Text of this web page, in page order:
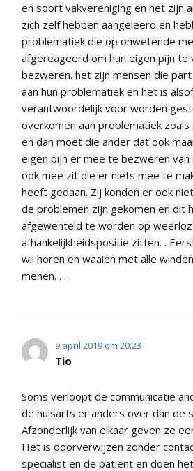
en soort vakvereniging en het zijn
zich zelf hebben aangeleerd en
problematiek die op onwetende
afgereageerd om hun eigen pijn te
bezweren. het zijn mensen die
aan hun problematiek en het is
verantwoordelijk voor worden
overkomen aan problematiek
en dan moet die ander dat ook
eigen pijn er mee te bezweren
ook mee zit die er niets mee te
heeft gedaan. Zij konden er ook
de problemen zijn gekomen en dit
afgewenteld te worden op
afhankelijkheidspositie zitten. .
wil horen en waaien met alle
menen. . . .
9 april 2019 om 20:23
Tio
Soms verloopt de communicatie
de huisarts er anders over dan de
Afzonderlijk van elkaar geven ze
Het is doorverwijzen zonder
specialist en de patient en doen